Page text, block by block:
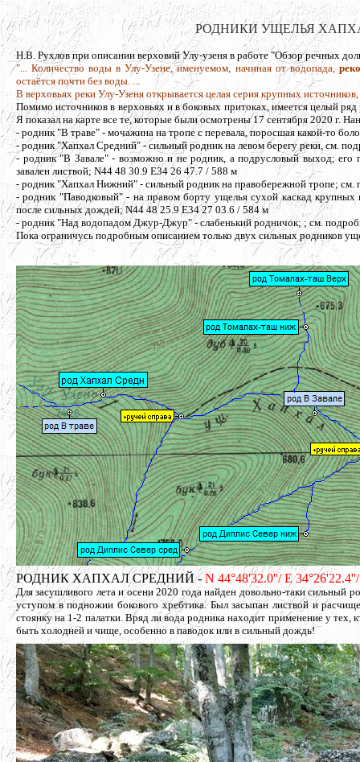
РОДНИКИ УЩЕЛЬЯ ХАПХАЛ,
Н.В. Рухлов при описании верховий Улу-узеня в работе "Обзор речных
"... Количество воды в Улу-Узене, именуемом, начиная от водопада,
остаётся почти без воды. ...
В верховьях реки Улу-Узеня открывается целая серия крупных
Помимо источников в верховьях и в боковых притоках, имеется целый
Я показал на карте все те, которые были осмотрены 17 сентября 2020 г.
- родник "В траве" - мочажина на тропе с перевала, поросшая какой-то
- родник "Хапхал Средний" - сильный родник на левом берегу реки, см.
- родник "В Завале" - возможно и не родник, а подрусловый выход; его
завален листвой; N44 48 30.9 E34 26 47.7 / 588 м
- родник "Хапхал Нижний" - сильный родник на правобережной тропе; см.
- родник "Паводковый" - на правом борту ущелья сухой каскад
после сильных дождей; N44 48 25.9 E34 27 03.6 / 584 м
- родник "Над водопадом Джур-Джур" - слабенький родничок; ; см.
Пока ограничусь подробным описанием только двух сильных родников
РОДНИК ХАПХАЛ СРЕДНИЙ -N 44°48'32.0''/ E
Для засушливого лета и осени 2020 года найден довольно-таки
уступом в подножии бокового хребтика. Был засыпан листвой и
стоянку на 1-2 палатки. Вряд ли вода родника находит применение у
быть холодней и чище, особенно в паводок или в сильный дождь!